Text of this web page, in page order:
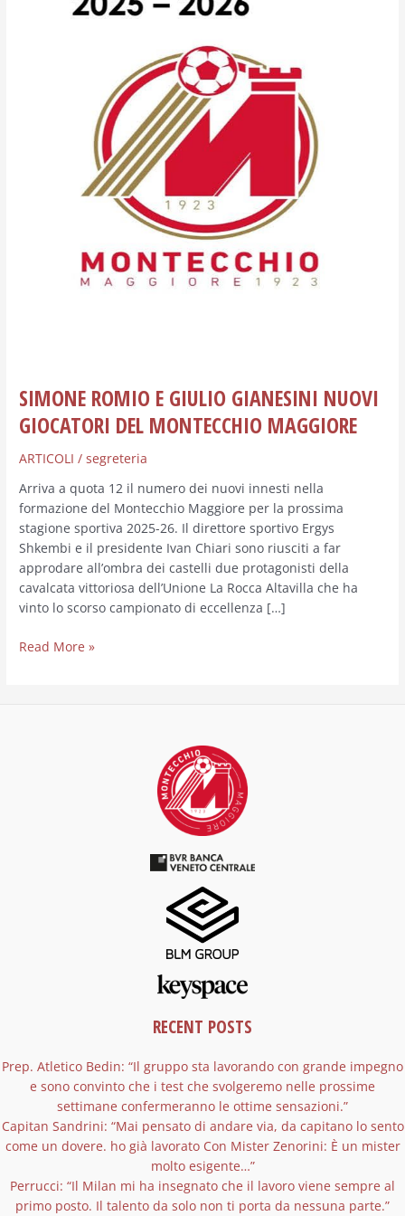
SIMONE ROMIO E GIULIO GIANESINI NUOVI
GIOCATORI DEL MONTECCHIO MAGGIORE
ARTICOLI /segreteria
Arriva a quota 12 il numero dei nuovi innesti nella
formazione del Montecchio Maggiore per la prossima
stagione sportiva 2025-26. Il direttore sportivo Ergys
Shkembi e il presidente Ivan Chiari sono riusciti a far
approdare all’ombra dei castelli due protagonisti della
cavalcata vittoriosa dell’Unione La Rocca Altavilla che ha
vinto lo scorso campionato di eccellenza […]
Read More »
RECENT POSTS
Prep. Atletico Bedin: “Il gruppo sta lavorando con grande impegno
e sono convinto che i test che svolgeremo nelle prossime
settimane confermeranno le ottime sensazioni.”
Capitan Sandrini: “Mai pensato di andare via, da capitano lo sento
come un dovere. ho già lavorato Con Mister Zenorini: È un mister
molto esigente…”
Perrucci: “Il Milan mi ha insegnato che il lavoro viene sempre al
primo posto. Il talento da solo non ti porta da nessuna parte.”